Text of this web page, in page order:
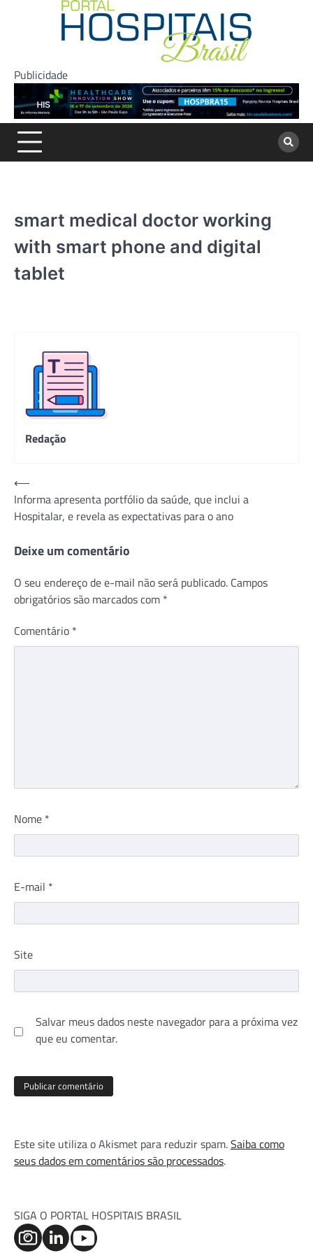
Publicidade
smart medical doctor working
with smart phone and digital
tablet
Redação
Navegação
de
Post
⟵
Informa apresenta portfólio da saúde, que inclui a
Hospitalar, e revela as expectativas para o ano
Deixe um comentário
O seu endereço de e-mail não será publicado. Campos
obrigatórios são marcados com *
Comentário *
Nome *
E-mail *
Site
Salvar meus dados neste navegador para a próxima vez
que eu comentar.
Este site utiliza o Akismet para reduzir spam.Saiba como
seus dados em comentários são processados.
SIGA O PORTAL HOSPITAIS BRASIL